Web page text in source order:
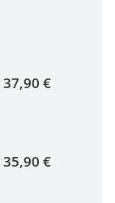
37,90 €
35,90 €